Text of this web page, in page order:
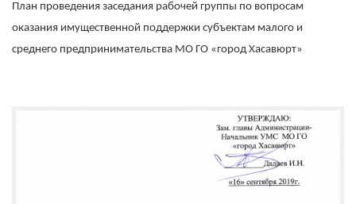
План проведения заседания рабочей группы по вопросам
оказания имущественной поддержки субъектам малого и
среднего предпринимательства МО ГО «город Хасавюрт»